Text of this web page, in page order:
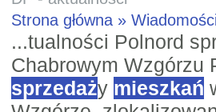
Strona główna »
...tualności Polnord
Chabrowym Wzgórzu
sprzedaży mieszkań